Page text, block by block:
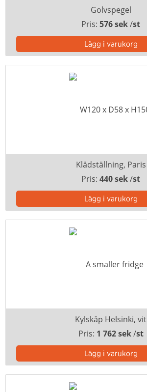
Golvspegel
Pris: 576 sek/st
Klädställning, Paris
Pris: 440 sek/st
Kylskåp Helsinki, vit
Pris: 1 762 sek/st